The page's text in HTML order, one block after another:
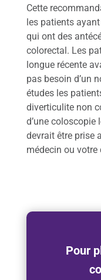
Cette
les patients
qui ont des
colorectal. Les
longue récente
pas besoin d’un
études les
diverticulite non
d’une coloscopie
devrait être prise
médecin ou votre
Pour